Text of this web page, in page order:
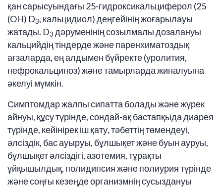
қан сарысуындағы 25-гидроксикальциферол (25
(OH) D3, кальцидиол) деңгейінің жоғарылауы
жатады. D3 дәруменінің созылмалы дозалануы
кальцийдің тіндерде және паренхиматоздық
ағзаларда, ең алдымен бүйректе (уролития,
нефрокальциноз) және тамырларда жиналуына
әкелуі мүмкін.
Симптомдар жалпы сипатта болады және жүрек
айнуы, құсу түрінде, сондай-ақ бастапқыда диарея
түрінде, кейінірек іш қату, тәбеттің төмендеуі,
әлсіздік, бас ауыруы, бұлшықет және буын ауруы,
бұлшықет әлсіздігі, азотемия, тұрақты
ұйқышылдық, полидипсия және полиурия түрінде
және соңғы кезеңде организмнің сусыздануы